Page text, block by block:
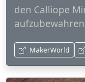
den Calliope
MakerWorld